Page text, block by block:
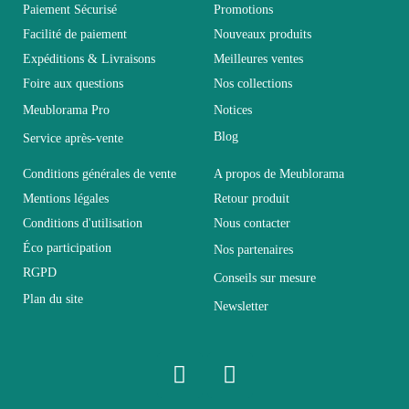
Garantie
Longueur 480
Paiement Sécurisé
Facilité de paiement
Expéditions & Livraisons
Foire aux questions
Meublorama Pro
Service après-vente
Promotions
Nouveaux produits
Meilleures ventes
Nos collections
Notices
Blog
Conditions générales de vente
Mentions légales
Conditions d'utilisation
Éco participation
RGPD
Plan du site
A propos de Meublorama
Retour produit
Nous contacter
Nos partenaires
Conseils sur mesure
Newsletter